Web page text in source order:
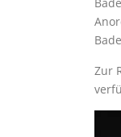
Zur